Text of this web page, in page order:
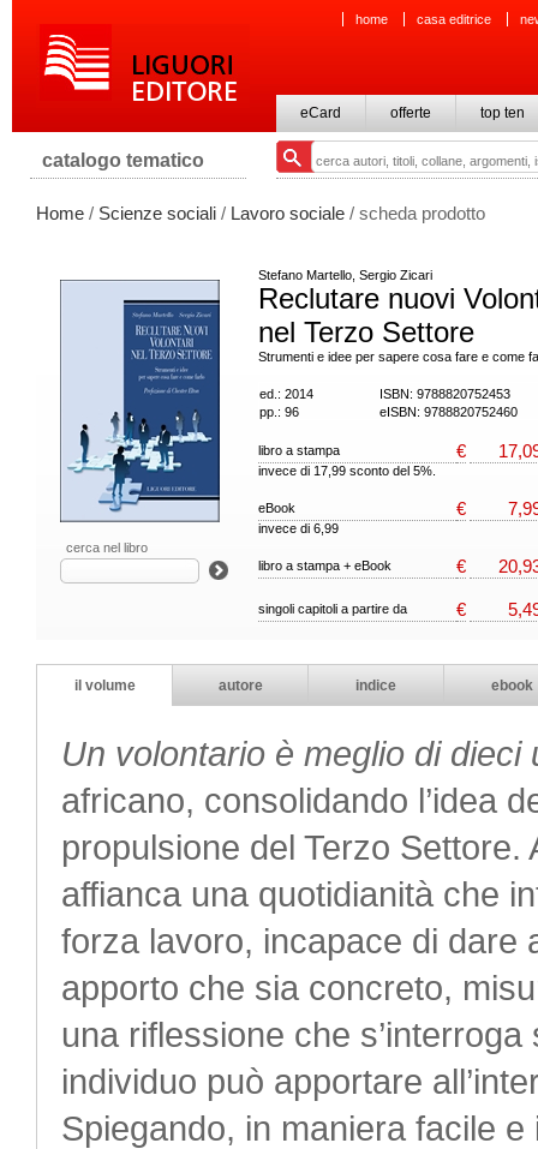
home casa editrice
eCard offerte top ten
catalogo tematico
Home / Scienze sociali / Lavoro sociale / scheda prodotto
cerca nel libro
Stefano Martello, Sergio Zicari
Reclutare nuovi
nel Terzo Settore
Strumenti e idee per sapere cosa fare e come
ed.: 2014
ISBN: 9788820752453
pp.: 96
eISBN: 9788820752460
libro a stampa €
invece di 17,99 sconto del 5%.
eBook €
invece di 6,99
libro a stampa + eBook €
singoli capitoli a partire da €
il volume autore indice ebook
Un volontario è meglio di dieci
africano, consolidando l’idea
propulsione del Terzo
affianca una quotidianità che
forza lavoro, incapace di dare
apporto che sia concreto,
una riflessione che
individuo può apportare
Spiegando, in maniera facile